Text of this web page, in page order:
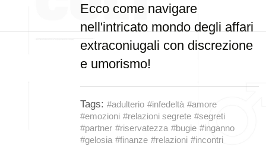
Ecco come navigare
nell'intricato mondo degli affari
extraconiugali con discrezione
e umorismo!
Tags: #adulterio #infedeltà #amore
#emozioni #relazioni segrete #segreti
#partner #riservatezza #bugie #inganno
#gelosia #finanze #relazioni #incontri